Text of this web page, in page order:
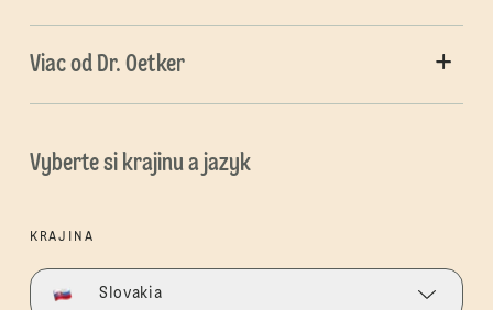
Viac od Dr. Oetker
Vyberte si krajinu a jazyk
KRAJINA
Slovakia